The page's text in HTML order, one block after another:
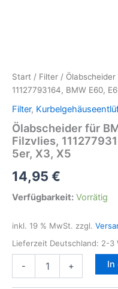
Start / Filter /
11127793164, BMW E60,
Filter,
Ölabscheider für
Filzvlies,
5er, X3, X5
14,95 €
Verfügbarkeit: Vorrätig
inkl. 19 % MwSt. zzgl.
Lieferzeit Deutschland: 2-3
- + In